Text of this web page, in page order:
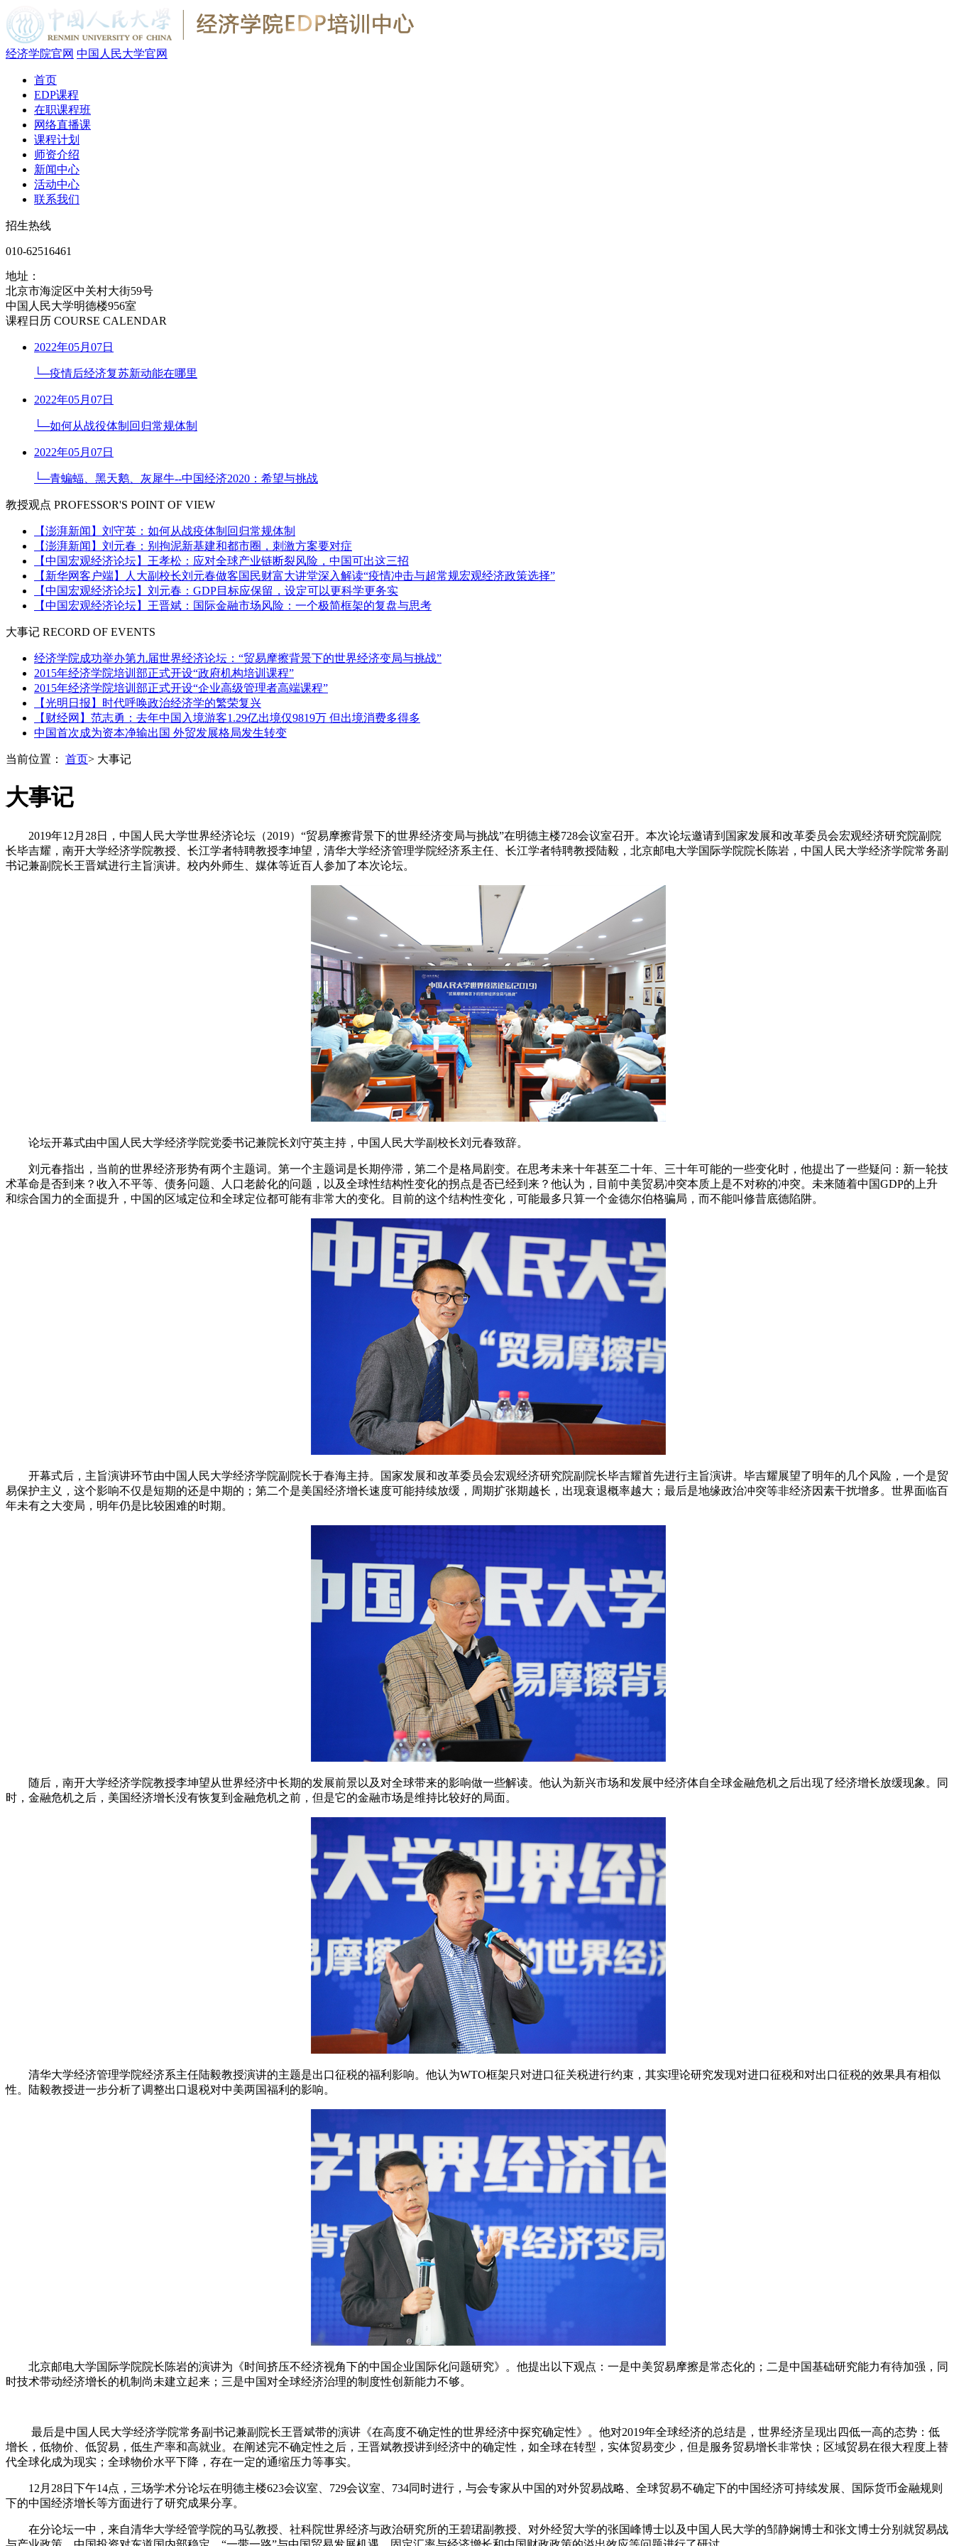
经济学院官网 中国人民大学官网
首页
EDP课程
在职课程班
网络直播课
课程计划
师资介绍
新闻中心
活动中心
联系我们
招生热线
010-62516461
地址：
北京市海淀区中关村大街59号
中国人民大学明德楼956室
课程日历 COURSE CALENDAR
2022年05月07日
└─疫情后经济复苏新动能在哪里
2022年05月07日
└─如何从战役体制回归常规体制
2022年05月07日
└─青蝙蝠、黑天鹅、灰犀牛--中国经济2020：希望与挑战
教授观点 PROFESSOR'S POINT OF VIEW
【澎湃新闻】刘守英：如何从战疫体制回归常规体制
【澎湃新闻】刘元春：别拘泥新基建和都市圈，刺激方案要对症
【中国宏观经济论坛】王孝松：应对全球产业链断裂风险，中国可出这三招
【新华网客户端】人大副校长刘元春做客国民财富大讲堂深入解读“疫情冲击与超常规宏观经济政策选择”
【中国宏观经济论坛】刘元春：GDP目标应保留，设定可以更科学更务实
【中国宏观经济论坛】王晋斌：国际金融市场风险：一个极简框架的复盘与思考
大事记 RECORD OF EVENTS
经济学院成功举办第九届世界经济论坛：“贸易摩擦背景下的世界经济变局与挑战”
2015年经济学院培训部正式开设“政府机构培训课程”
2015年经济学院培训部正式开设“企业高级管理者高端课程”
【光明日报】时代呼唤政治经济学的繁荣复兴
【财经网】范志勇：去年中国入境游客1.29亿出境仅9819万 但出境消费多得多
中国首次成为资本净输出国 外贸发展格局发生转变
当前位置： 首页> 大事记
大事记
2019年12月28日，中国人民大学世界经济论坛（2019）“贸易摩擦背景下的世界经济变局与挑战”在明德主楼728会议室召开。本次论坛邀请到国家发展和改革委员会宏观经济研究院副院
长毕吉耀，南开大学经济学院教授、长江学者特聘教授李坤望，清华大学经济管理学院经济系主任、长江学者特聘教授陆毅，北京邮电大学国际学院院长陈岩，中国人民大学经济学院常务副
书记兼副院长王晋斌进行主旨演讲。校内外师生、媒体等近百人参加了本次论坛。
论坛开幕式由中国人民大学经济学院党委书记兼院长刘守英主持，中国人民大学副校长刘元春致辞。
刘元春指出，当前的世界经济形势有两个主题词。第一个主题词是长期停滞，第二个是格局剧变。在思考未来十年甚至二十年、三十年可能的一些变化时，他提出了一些疑问：新一轮技
术革命是否到来？收入不平等、债务问题、人口老龄化的问题，以及全球性结构性变化的拐点是否已经到来？他认为，目前中美贸易冲突本质上是不对称的冲突。未来随着中国GDP的上升
和综合国力的全面提升，中国的区域定位和全球定位都可能有非常大的变化。目前的这个结构性变化，可能最多只算一个金德尔伯格骗局，而不能叫修昔底德陷阱。
开幕式后，主旨演讲环节由中国人民大学经济学院副院长于春海主持。国家发展和改革委员会宏观经济研究院副院长毕吉耀首先进行主旨演讲。毕吉耀展望了明年的几个风险，一个是贸
易保护主义，这个影响不仅是短期的还是中期的；第二个是美国经济增长速度可能持续放缓，周期扩张期越长，出现衰退概率越大；最后是地缘政治冲突等非经济因素干扰增多。世界面临百
年未有之大变局，明年仍是比较困难的时期。
随后，南开大学经济学院教授李坤望从世界经济中长期的发展前景以及对全球带来的影响做一些解读。他认为新兴市场和发展中经济体自全球金融危机之后出现了经济增长放缓现象。同
时，金融危机之后，美国经济增长没有恢复到金融危机之前，但是它的金融市场是维持比较好的局面。
清华大学经济管理学院经济系主任陆毅教授演讲的主题是出口征税的福利影响。他认为WTO框架只对进口征关税进行约束，其实理论研究发现对进口征税和对出口征税的效果具有相似
性。陆毅教授进一步分析了调整出口退税对中美两国福利的影响。
北京邮电大学国际学院院长陈岩的演讲为《时间挤压不经济视角下的中国企业国际化问题研究》。他提出以下观点：一是中美贸易摩擦是常态化的；二是中国基础研究能力有待加强，同
时技术带动经济增长的机制尚未建立起来；三是中国对全球经济治理的制度性创新能力不够。
最后是中国人民大学经济学院常务副书记兼副院长王晋斌带的演讲《在高度不确定性的世界经济中探究确定性》。他对2019年全球经济的总结是，世界经济呈现出四低一高的态势：低
增长，低物价、低贸易，低生产率和高就业。在阐述完不确定性之后，王晋斌教授讲到经济中的确定性，如全球在转型，实体贸易变少，但是服务贸易增长非常快；区域贸易在很大程度上替
代全球化成为现实；全球物价水平下降，存在一定的通缩压力等事实。
12月28日下午14点，三场学术分论坛在明德主楼623会议室、729会议室、734同时进行，与会专家从中国的对外贸易战略、全球贸易不确定下的中国经济可持续发展、国际货币金融规则
下的中国经济增长等方面进行了研究成果分享。
在分论坛一中，来自清华大学经管学院的马弘教授、社科院世界经济与政治研究所的王碧珺副教授、对外经贸大学的张国峰博士以及中国人民大学的邹静娴博士和张文博士分别就贸易战